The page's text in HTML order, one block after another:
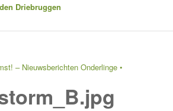
– Nieuwsberichten Onderlinge•